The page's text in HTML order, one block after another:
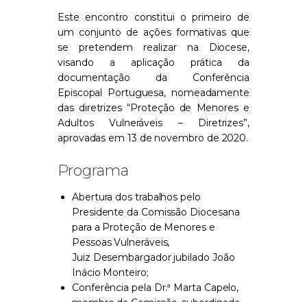
Este encontro constitui o primeiro de
um conjunto de ações formativas que
se pretendem realizar na Diocese,
visando a aplicação prática da
documentação da Conferência
Episcopal Portuguesa, nomeadamente
das diretrizes “Proteção de Menores e
Adultos Vulneráveis – Diretrizes”,
aprovadas em 13 de novembro de 2020.
Programa
Abertura dos trabalhos pelo
Presidente da Comissão Diocesana
para a Proteção de Menores e
Pessoas Vulneráveis,
Juiz Desembargador jubilado João
Inácio Monteiro;
Conferência pela Dr.ª Marta Capelo,